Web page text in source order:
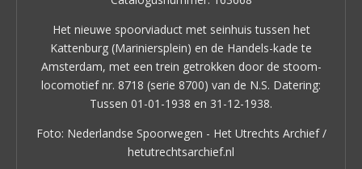
Het nieuwe spoorviaduct met seinhuis tussen het
Kattenburg (Mariniersplein) en de Handels-kade te
Amsterdam, met een trein getrokken door de stoom-
locomotief nr. 8718 (serie 8700) van de N.S. Datering:
Tussen 01-01-1938 en 31-12-1938.
Foto: Nederlandse Spoorwegen - Het Utrechts Archief /
hetutrechtsarchief.nl